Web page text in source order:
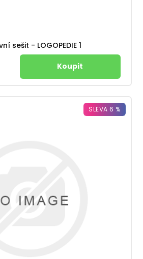
sešit - LOGOPEDIE 1
SLEVA 6 %